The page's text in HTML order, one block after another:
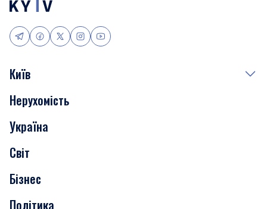
Київ
Події
Скандали
Нерухомість
Транспорт
Нерухомість
Україна
Світ
Бізнес
Політика